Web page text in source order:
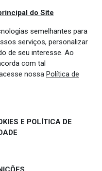
do Site
semelhantes para
serviços, personalizar
de seu interesse. Ao
com tal
nossa Política de
E ​POLÍTICA DE